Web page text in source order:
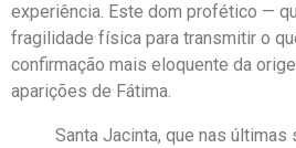
experiência. Este dom profético —
fragilidade física para transmitir o
confirmação mais eloquente da
aparições de Fátima.
Santa Jacinta, que nas últimas